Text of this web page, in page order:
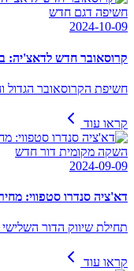
חשיפה דגם חדש
2024-10-09
קרוסאובר חדש לדאצ'יה:
חשיפת הקרוסאובר הגדול
קראו עוד
השקה מקומית דור חדש
2024-09-09
דא'ציה סנדרו סטפווי: מחיר החל
תחילת שיווק הדור
קראו עוד